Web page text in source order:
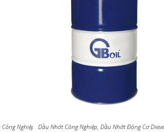
Nghiệp Dầu Nhớt Công Nghiệp, Dầu Nhớt Động Cơ